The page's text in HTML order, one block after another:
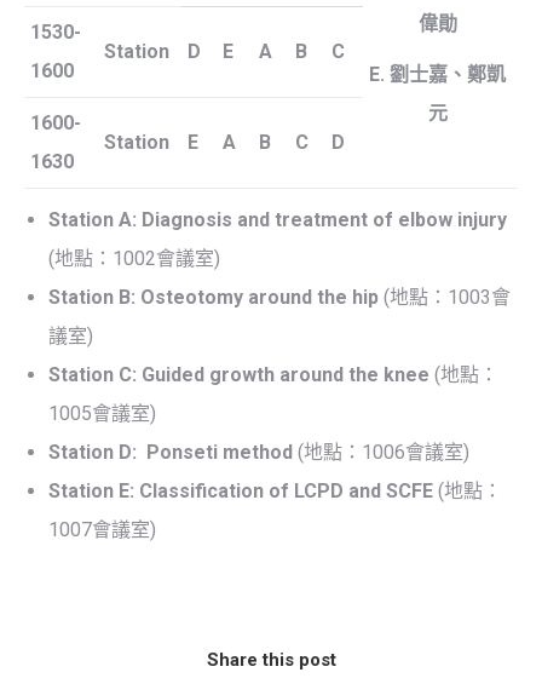
偉勛
E. 劉士嘉、鄭凱
元
1530-
1600
Station D E A B C
1600-
1630
Station E A B C D
Station A: Diagnosis and treatment of elbow injury
(地點：1002會議室)
Station B: Osteotomy around the hip (地點：1003會
議室)
Station C: Guided growth around the knee (地點：
1005會議室)
Station D: Ponseti method (地點：1006會議室)
Station E: Classification of LCPD and SCFE (地點：
1007會議室)
Share this post